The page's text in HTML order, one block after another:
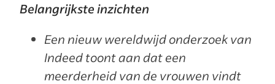
Belangrijkste inzichten
Een nieuw wereldwijd onderzoek van
Indeed toont aan dat een
meerderheid van de vrouwen vindt